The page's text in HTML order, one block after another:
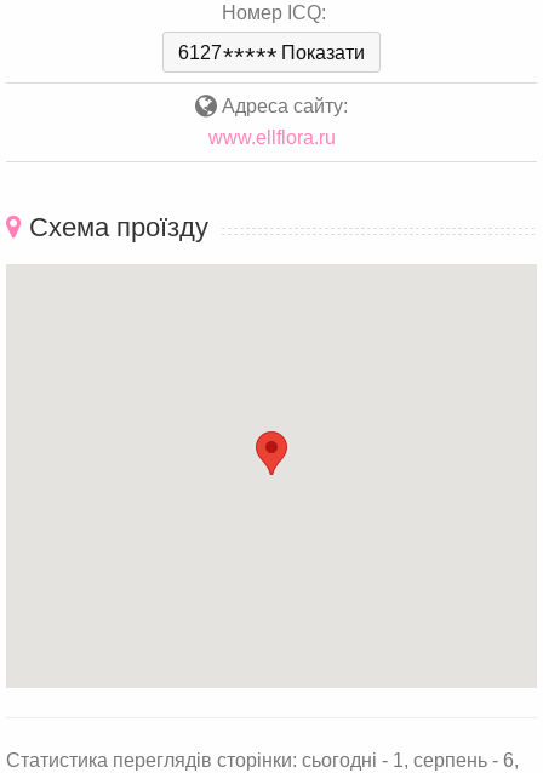
Номер ICQ:
6127***** Показати
Адреса сайту:
www.ellflora.ru
Схема проїзду
Статистика переглядів сторінки: сьогодні - 1, серпень - 6,